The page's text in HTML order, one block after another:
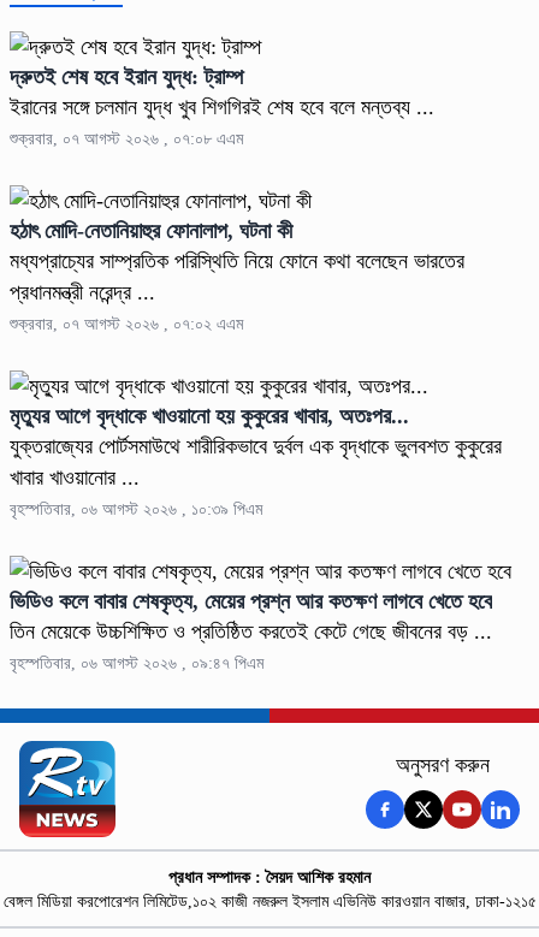
দ্রুতই শেষ হবে ইরান যুদ্ধ: ট্রাম্প
ইরানের সঙ্গে চলমান যুদ্ধ খুব শিগগিরই শেষ হবে বলে মন্তব্য ...
শুক্রবার, ০৭ আগস্ট ২০২৬ , ০৭:০৮ এএম
হঠাৎ মোদি-নেতানিয়াহুর ফোনালাপ, ঘটনা কী
মধ্যপ্রাচ্যের সাম্প্রতিক পরিস্থিতি নিয়ে ফোনে কথা বলেছেন ভারতের
প্রধানমন্ত্রী নরেন্দ্র ...
শুক্রবার, ০৭ আগস্ট ২০২৬ , ০৭:০২ এএম
মৃত্যুর আগে বৃদ্ধাকে খাওয়ানো হয় কুকুরের খাবার, অতঃপর...
যুক্তরাজ্যের পোর্টসমাউথে শারীরিকভাবে দুর্বল এক বৃদ্ধাকে ভুলবশত কুকুরের
খাবার খাওয়ানোর ...
বৃহস্পতিবার, ০৬ আগস্ট ২০২৬ , ১০:৩৯ পিএম
ভিডিও কলে বাবার শেষকৃত্য, মেয়ের প্রশ্ন আর কতক্ষণ লাগবে খেতে হবে
তিন মেয়েকে উচ্চশিক্ষিত ও প্রতিষ্ঠিত করতেই কেটে গেছে জীবনের বড় ...
বৃহস্পতিবার, ০৬ আগস্ট ২০২৬ , ০৯:৪৭ পিএম
অনুসরণ করুন
প্রধান সম্পাদক : সৈয়দ আশিক রহমান
বেঙ্গল মিডিয়া করপোরেশন লিমিটেড,১০২ কাজী নজরুল ইসলাম এভিনিউ কারওয়ান বাজার, ঢাকা-১২১৫